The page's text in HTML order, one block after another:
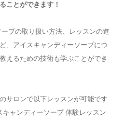
ことができます！
プの取り扱い方法、レッスンの進
、アイスキャンディーソープにつ
えるための技術も学ぶことができ
サロンで以下レッスンが可能です
キャンディーソープ 体験レッスン